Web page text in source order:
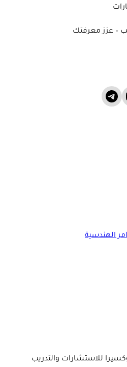
– عزز معرفتك
الهندسية
للاستشارات والتدريب